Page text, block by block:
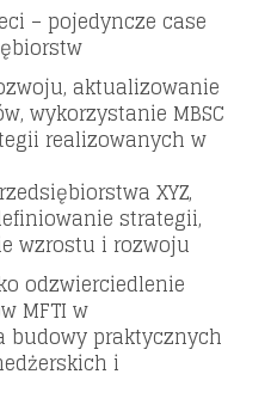
– pojedyncze case
aktualizowanie
wykorzystanie MBSC
realizowanych w
XYZ,
strategii,
wzrostu i rozwoju
odzwierciedlenie
MFTI w
budowy praktycznych
i